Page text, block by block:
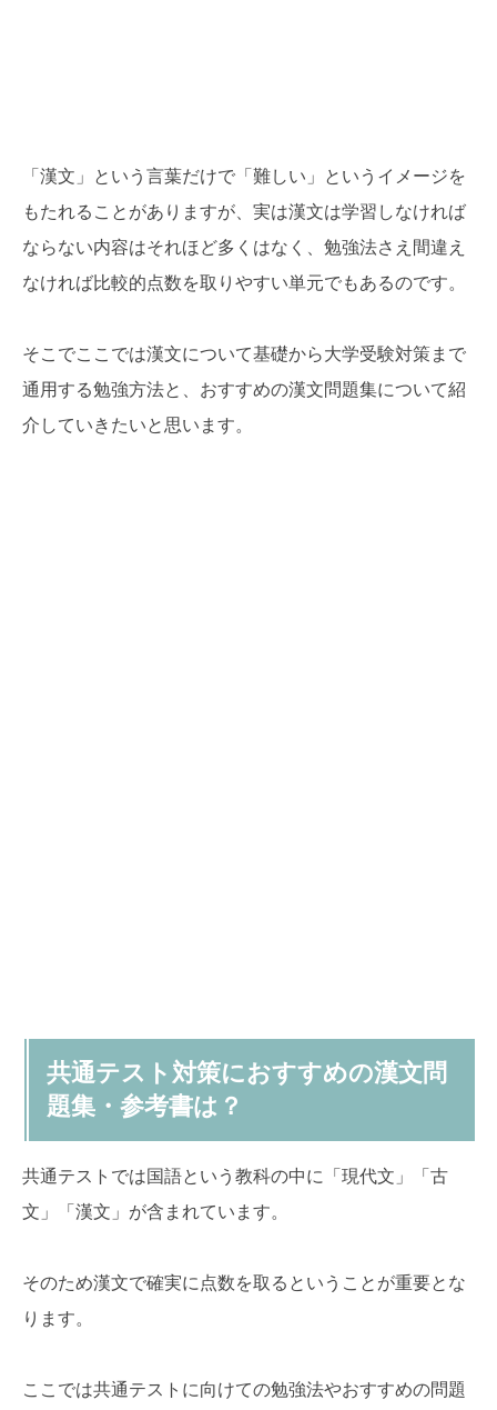
「漢文」という言葉だけで「難しい」というイメージを
もたれることがありますが、実は漢文は学習しなければ
ならない内容はそれほど多くはなく、勉強法さえ間違え
なければ比較的点数を取りやすい単元でもあるのです。
そこでここでは漢文について基礎から大学受験対策まで
通用する勉強方法と、おすすめの漢文問題集について紹
介していきたいと思います。
共通テスト対策におすすめの漢文問
題集・参考書は？
共通テストでは国語という教科の中に「現代文」「古
文」「漢文」が含まれています。
そのため漢文で確実に点数を取るということが重要とな
ります。
ここでは共通テストに向けての勉強法やおすすめの問題